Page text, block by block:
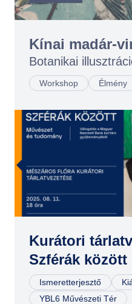
Kínai madár-
Botanikai
Workshop Élmény
Kurátori
Szférák
Ismeretterjesztő
YBL6 Művészeti Tér